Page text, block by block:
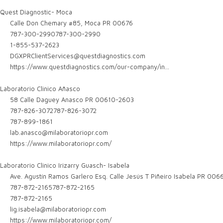
Quest Diagnostic- Moca
Calle Don Chemary #85, Moca PR 00676
787-300-2990787-300-2990
1-855-537-2623
DGXPRClientServices@questdiagnostics.com
https://www.questdiagnostics.com/our-company/in...
Laboratorio Clinico Añasco
58 Calle Daguey Anasco PR 00610-2603
787-826-3072787-826-3072
787-899-1861
lab.anasco@milaboratoriopr.com
https://www.milaboratoriopr.com/
Laboratorio Clinico Irizarry Guasch- Isabela
Ave. Agustín Ramos Garlero Esq. Calle Jesús T Piñeiro Isabela PR
787-872-2165787-872-2165
787-872-2165
lig.isabela@milaboratoriopr.com
https://www.milaboratoriopr.com/